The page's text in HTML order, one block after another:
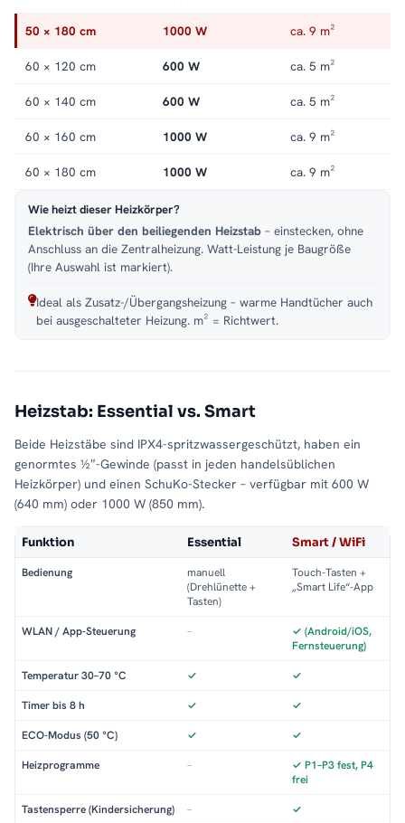
auch als Modell für den Warmwasserbetrieb
verfügbar. Service: Kundenservice Montageservice .
50 × 180 cm 1000 W ca. 9 m²
60 × 120 cm 600 W ca. 5 m²
60 × 140 cm 600 W ca. 5 m²
60 × 160 cm 1000 W ca. 9 m²
60 × 180 cm 1000 W ca. 9 m²
Wie heizt dieser Heizkörper?
Elektrisch über den beiliegenden Heizstab – einstecken, ohne
Anschluss an die Zentralheizung. Watt-Leistung je Baugröße
(Ihre Auswahl ist markiert).
Ideal als Zusatz-/Übergangsheizung – warme Handtücher auch
bei ausgeschalteter Heizung. m² = Richtwert.
Heizstab: Essential vs. Smart
Beide Heizstäbe sind IPX4-spritzwassergeschützt, haben ein
genormtes ½″-Gewinde (passt in jeden handelsüblichen
Heizkörper) und einen SchuKo-Stecker – verfügbar mit 600 W
(640 mm) oder 1000 W (850 mm).
Funktion Essential Smart / WiFi
Bedienung
manuell
(Drehlünette +
Tasten)
Touch-Tasten +
„Smart Life“-App
WLAN / App-Steuerung –
✓ (Android/iOS,
Fernsteuerung)
Temperatur 30–70 °C ✓ ✓
Timer bis 8 h ✓ ✓
ECO-Modus (50 °C) ✓ ✓
Heizprogramme –
✓ P1–P3 fest, P4
frei
Tastensperre (Kindersicherung) – ✓